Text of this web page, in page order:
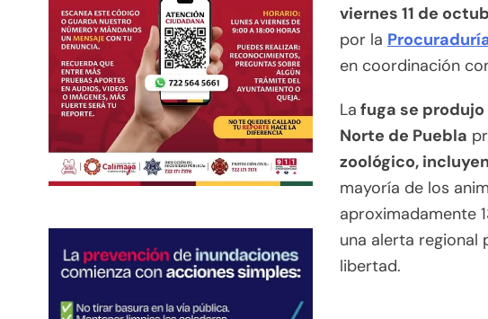
viernes 11 de
por la
en coordinación
La fuga se
Norte de Puebla
zoológico,
mayoría de los
aproximadamente
una alerta regional
libertad.